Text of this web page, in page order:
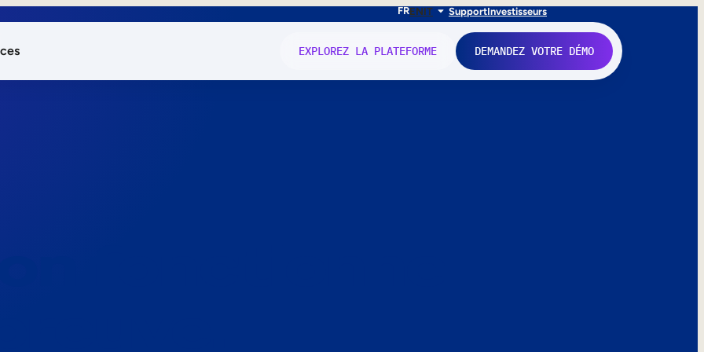
FRENIT SupportInvestisseurs
EXPLOREZ LA PLATEFORME DEMANDEZ VOTRE DÉMO